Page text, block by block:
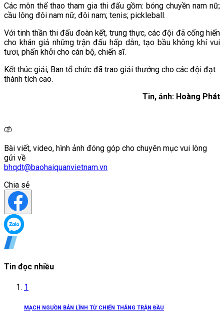
Các môn thể thao tham gia thi đấu gồm: bóng chuyền nam nữ;
cầu lông đôi nam nữ, đôi nam; tenis; pickleball.
Với tinh thần thi đấu đoàn kết, trung thực, các đội đã cống hiến
cho khán giả những trận đấu hấp dẫn, tạo bầu không khí vui
tươi, phấn khởi cho cán bộ, chiến sĩ.
Kết thúc giải, Ban tổ chức đã trao giải thưởng cho các đội đạt
thành tích cao.
Tin, ảnh: Hoàng Phát
Bài viết, video, hình ảnh đóng góp cho chuyên mục vui lòng
gửi về
bhqdt@baohaiquanvietnam.vn
Chia sẻ
Tin đọc nhiều
1
MẠCH NGUỒN BẢN LĨNH TỪ CHIẾN THẮNG TRẬN ĐẦU